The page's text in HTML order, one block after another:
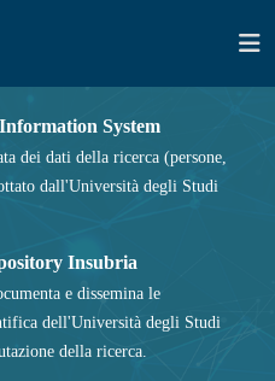
System
dei dati della ricerca (persone,
dall'Università degli Studi
Insubria
e dissemina le
dell'Università degli Studi
della ricerca.